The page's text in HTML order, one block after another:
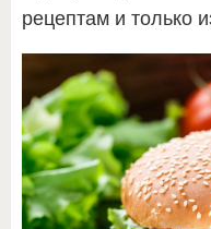
рецептам и только